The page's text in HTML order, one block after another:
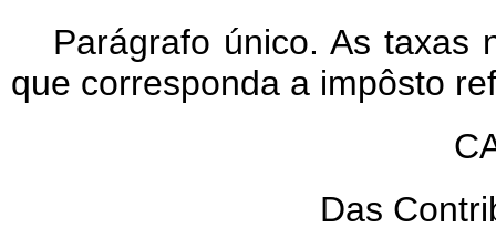
Parágrafo único. As taxas
que corresponda a impôsto
Das